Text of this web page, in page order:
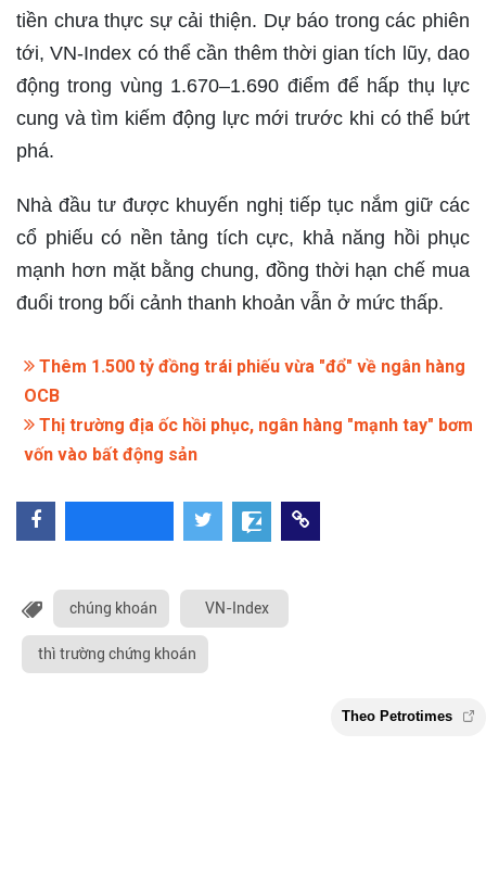
tiền chưa thực sự cải thiện. Dự báo trong các phiên
tới, VN-Index có thể cần thêm thời gian tích lũy, dao
động trong vùng 1.670–1.690 điểm để hấp thụ lực
cung và tìm kiếm động lực mới trước khi có thể bứt
phá.
Nhà đầu tư được khuyến nghị tiếp tục nắm giữ các
cổ phiếu có nền tảng tích cực, khả năng hồi phục
mạnh hơn mặt bằng chung, đồng thời hạn chế mua
đuổi trong bối cảnh thanh khoản vẫn ở mức thấp.
Thêm 1.500 tỷ đồng trái phiếu vừa "đổ" về ngân hàng
OCB
Thị trường địa ốc hồi phục, ngân hàng "mạnh tay" bơm
vốn vào bất động sản
chúng khoán VN-Index
thì trường chứng khoán